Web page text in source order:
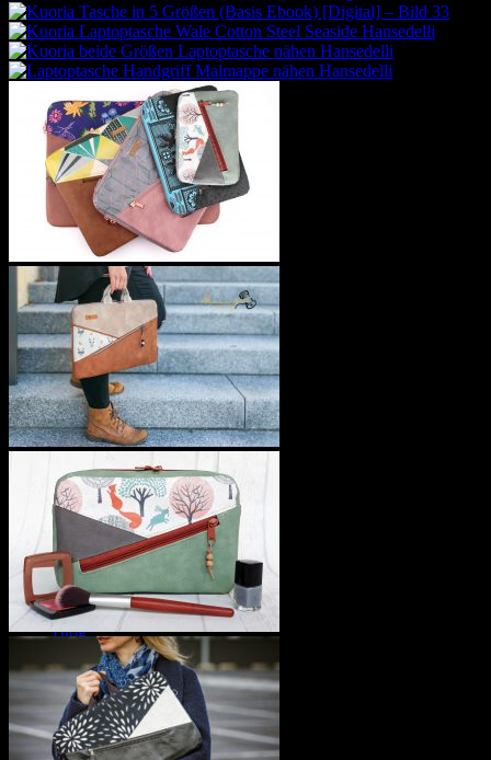
Neues Schnittmuster
VALLTA Kulturbeutel zum Aufhängen
Englische Versionen
Patterns with English translation
Tutorials
Lookbooks
Blog
Videos
Über mich
Warenkorb